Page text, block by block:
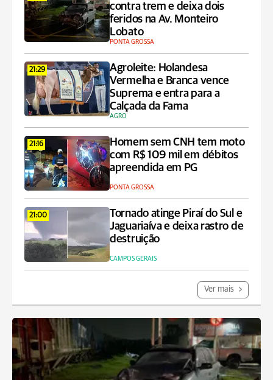
contra trem e deixa dois
feridos na Av. Monteiro
Lobato
PONTA GROSSA
21:29
Agroleite: Holandesa
Vermelha e Branca vence
Suprema e entra para a
Calçada da Fama
AGRO
21:16
Homem sem CNH tem moto
com R$ 109 mil em débitos
apreendida em PG
PONTA GROSSA
21:00
Tornado atinge Piraí do Sul e
Jaguariaíva e deixa rastro de
destruição
CAMPOS GERAIS
Ver mais